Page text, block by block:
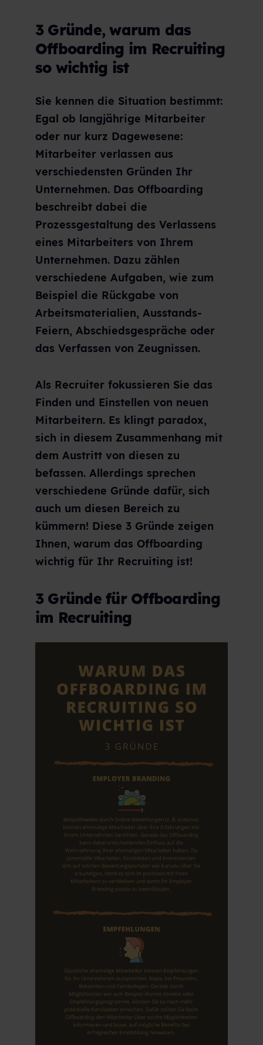
3 Gründe, warum das
Offboarding im Recruiting
so wichtig ist
Sie kennen die Situation bestimmt:
Egal ob langjährige Mitarbeiter
oder nur kurz Dagewesene:
Mitarbeiter verlassen aus
verschiedensten Gründen Ihr
Unternehmen. Das Offboarding
beschreibt dabei die
Prozessgestaltung des Verlassens
eines Mitarbeiters von Ihrem
Unternehmen. Dazu zählen
verschiedene Aufgaben, wie zum
Beispiel die Rückgabe von
Arbeitsmaterialien, Ausstands-
Feiern, Abschiedsgespräche oder
das Verfassen von Zeugnissen.
Als Recruiter fokussieren Sie das
Finden und Einstellen von neuen
Mitarbeitern. Es klingt paradox,
sich in diesem Zusammenhang mit
dem Austritt von diesen zu
befassen. Allerdings sprechen
verschiedene Gründe dafür, sich
auch um diesen Bereich zu
kümmern! Diese 3 Gründe zeigen
Ihnen, warum das Offboarding
wichtig für Ihr Recruiting ist!
3 Gründe für Offboarding
im Recruiting